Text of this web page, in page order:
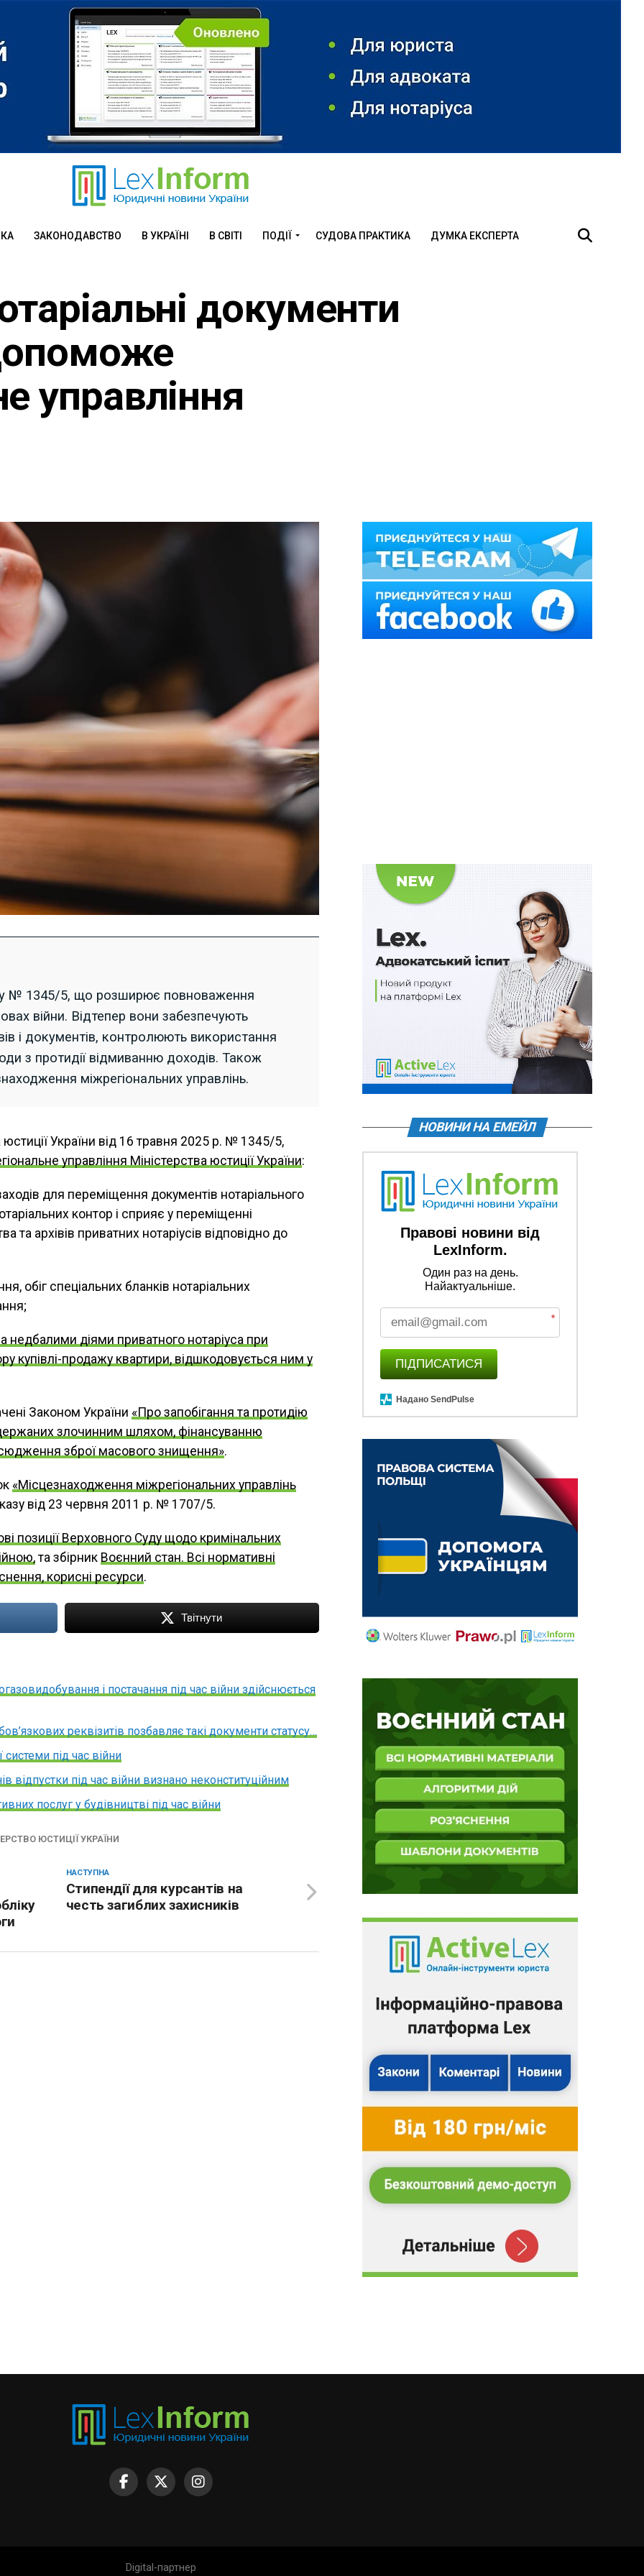
ЗАКОНОДАВСТВО В УКРАЇНІ В СВІТІ ПОДІЇ СУДОВА ПРАКТИКА ДУМКА ЕКСПЕРТА
документи
управління
№ 1345/5, що розширює повноваження
війни. Відтепер вони забезпечують
і документів, контролюють використання
з протидії відмиванню доходів. Також
міжрегіональних управлінь.
України від 16 травня 2025 р. № 1345/5,
управління Міністерства юстиції України:
для переміщення документів нотаріального
контор і сприяє у переміщенні
та архівів приватних нотаріусів відповідно до
обіг спеціальних бланків нотаріальних
недбалими діями приватного нотаріуса при
купівлі-продажу квартири, відшкодовується ним у
Законом України «Про запобігання та протидію
злочинним шляхом, фінансуванню
зброї масового знищення».
«Місцезнаходження міжрегіональних управлінь
від 23 червня 2011 р. № 1707/5.
позиції Верховного Суду щодо кримінальних
та збірник Воєнний стан. Всі нормативні
корисні ресурси.
Твітнути
і постачання під час війни здійснюється
реквізитів позбавляє такі документи статусу…
під час війни
відпустки під час війни визнано неконституційним
послуг у будівництві під час війни
ЮСТИЦІЇ УКРАЇНИ
НАСТУПНА
Стипендії для курсантів на
честь загиблих захисників
НОВИНИ НА ЕМЕЙЛ
Правові новини від
LexInform.
Один раз на день.
Найактуальніше.
*
ПІДПИСАТИСЯ
Надано SendPulse
Digital-партнер